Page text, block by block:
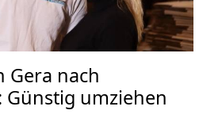
Gera nach
Günstig umziehen